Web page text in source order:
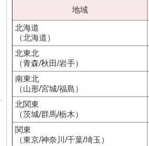
地域
北海道
（北海道）
北東北
（青森/秋田/岩手）
南東北
（山形/宮城/福島）
北関東
（茨城/群馬/栃木）
関東
（東京/神奈川/千葉/埼玉）